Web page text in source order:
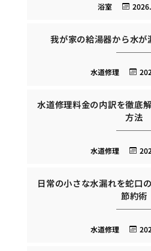
浴室
我が家の給湯器から水が
水道修理
水道修理料金の内訳を徹底
方法
水道修理
日常の小さな水漏れを蛇口
節約術
水道修理